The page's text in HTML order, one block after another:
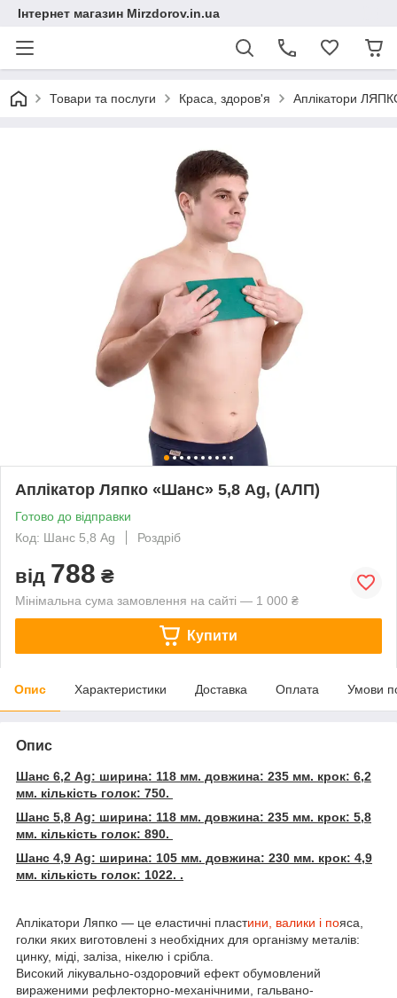
Інтернет магазин Mirzdorov.in.ua
Товари та послуги Краса, здоров'я Аплікатори
Аплікатор Ляпко «Шанс» 5,8 Ag, (АЛП)
Готово до відправки
Код: Шанс 5,8 Ag
Роздріб
від 788 ₴
Мінімальна сума замовлення на сайті — 1 000 ₴
Купити
Опис Характеристики Доставка Оплата Умови
Опис
Шанс 6,2 Ag: ширина: 118 мм. довжина: 235 мм. крок: 6,2
мм. кількість голок: 750.
Шанс 5,8 Ag: ширина: 118 мм. довжина: 235 мм. крок: 5,8
мм. кількість голок: 890.
Шанс 4,9 Ag: ширина: 105 мм. довжина: 230 мм. крок: 4,9
мм. кількість голок: 1022. .
Аплікатори Ляпко — це еластичні пластини, валики і пояса,
голки яких виготовлені з необхідних для організму металів:
цинку, міді, заліза, нікелю і срібла.
Високий лікувально-оздоровчий ефект обумовлений
вираженими рефлекторно-механічними, гальвано-